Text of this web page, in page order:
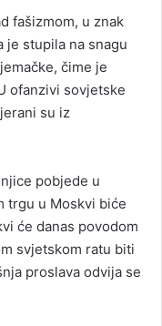
fašizmom, u znak
je stupila na snagu
čime je
ofanzivi sovjetske
su iz
pobjede u
trgu u Moskvi biće
će danas povodom
svjetskom ratu biti
proslava odvija se